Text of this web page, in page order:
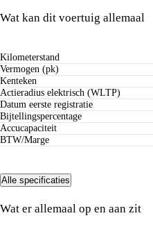
Wat kan dit voertuig allemaal
Kilometerstand
Vermogen (pk)
Kenteken
Actieradius elektrisch (WLTP)
Datum eerste registratie
Bijtellingspercentage
Accucapaciteit
BTW/Marge
Alle specificaties
Wat er allemaal op en aan zit